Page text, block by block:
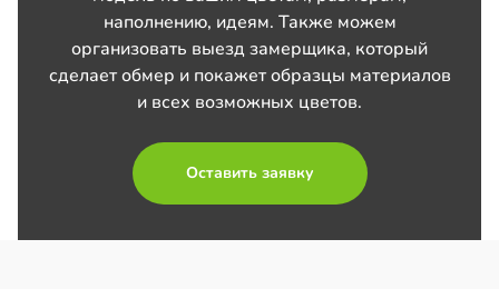
наполнению, идеям. Также можем
организовать выезд замерщика, который
сделает обмер и покажет образцы материалов
и всех возможных цветов.
Оставить заявку